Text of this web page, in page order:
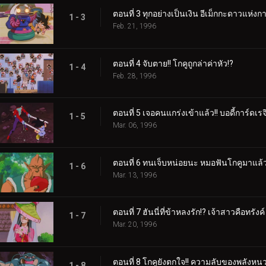
1 - 3 ตอนที่ 3 ทุกอย่างเป็นเงิน อีเม็กกะดาวแห่งก
Feb. 21, 1996
1 - 4 ตอนที่ 4 จับตาย!! โกคูถูกล่าค่าหัว!?
Feb. 28, 1996
1 - 5 ตอนที่ 5 เจอคนแกร่งเข้าแล้ว!! บอดี้การ์ดเร
Mar. 06, 1996
1 - 6 ตอนที่ 6 ทนเจ็บหน่อยนะ หมอฟันโกคูมาแล้
Mar. 13, 1996
1 - 7 ตอนที่ 7 ฮันนี่ที่ข้าหลงรัก!? เจ้าสาวคือทรังค์
Mar. 20, 1996
ตอนที่ 8 โกคูยังตกใจ!! ความลับของพลังหน